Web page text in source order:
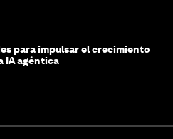
para impulsar el crecimiento
IA agéntica